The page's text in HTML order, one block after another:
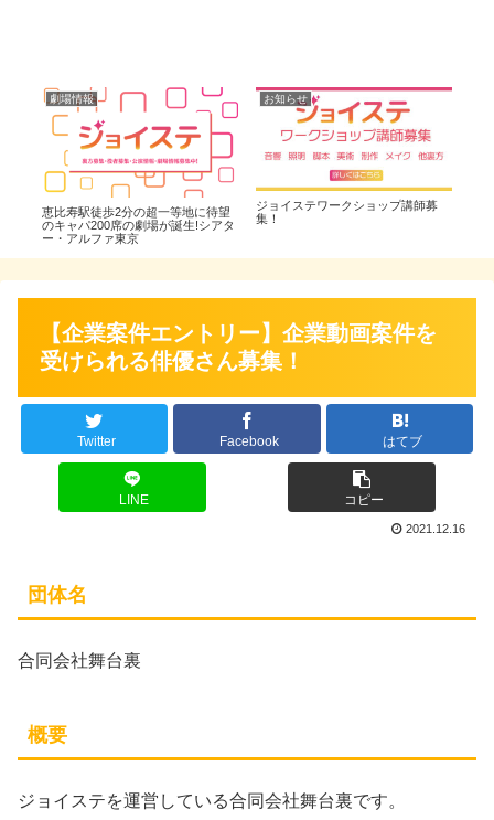
劇場情報
恵比寿駅徒歩2分の超一等地に待望
のキャパ200席の劇場が誕生!シアタ
ー・アルファ東京
お知らせ
ジョイステワークショップ講師募
集！
【企業案件エントリー】企業動画案件を
受けられる俳優さん募集！
Twitter Facebook はてブ
LINE コピー
2021.12.16
団体名
合同会社舞台裏
概要
ジョイステを運営している合同会社舞台裏です。